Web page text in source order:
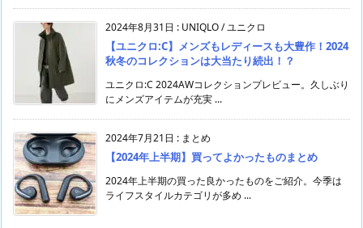
2024年8月31日 : UNIQLO / ユニクロ
【ユニクロ:C】メンズもレディースも大豊作！2024
秋冬のコレクションは大当たり続出！？
ユニクロ:C 2024AWコレクションプレビュー。久しぶり
にメンズアイテムが充実 ...
2024年7月21日 : まとめ
【2024年上半期】買ってよかったものまとめ
2024年上半期の買った良かったものをご紹介。今季は
ライフスタイルカテゴリが多め ...